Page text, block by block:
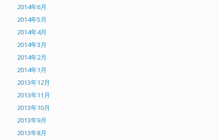
2014年6月
2014年5月
2014年4月
2014年3月
2014年2月
2014年1月
2013年12月
2013年11月
2013年10月
2013年9月
2013年8月